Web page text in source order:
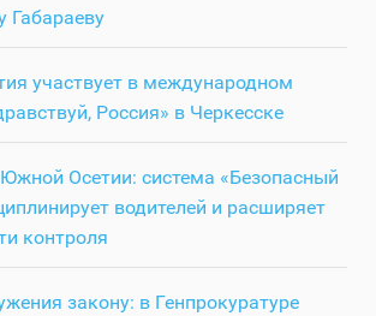
Габараеву
участвует в международном
Россия» в Черкесске
Осетии: система «Безопасный
водителей и расширяет
контроля
закону: в Генпрокуратуре